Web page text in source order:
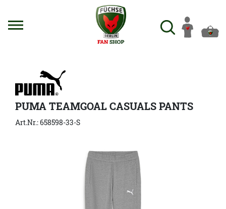
PUMA TEAMGOAL CASUALS PANTS
Art.Nr.: 658598-33-S